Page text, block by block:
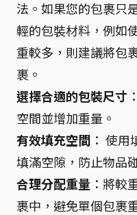
法。如果您的包裹只
輕的包裝材料，例如
重較多，則建議將包
裹。
選擇合適的包裝尺寸
空間並增加重量。
有效填充空間 ： 使
填滿空隙，防止物品
合理分配重量 ：將較
裹中，避免單個包裹